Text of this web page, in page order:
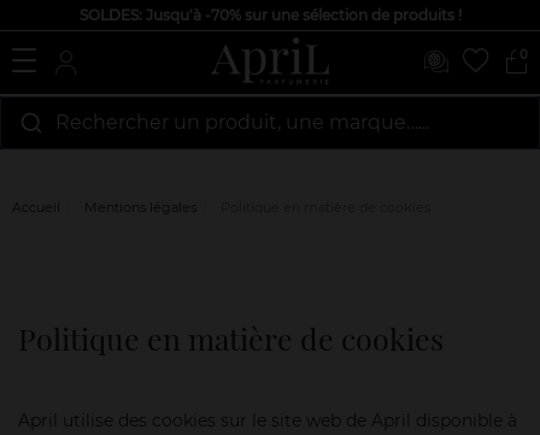
SOLDES: Jusqu'à -70% sur une sélection de produits !
0
Rechercher un produit, une marque…...
Accueil Mentions légales
Politique en matière de cookies
April utilise des cookies sur le site web de April disponible à